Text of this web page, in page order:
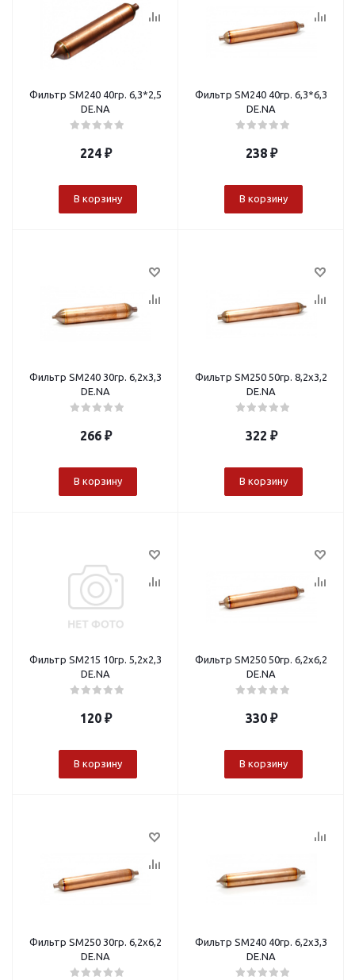
Фильтр SM240 40гр. 6,3*2,5
DE.NA
224₽
В корзину
Фильтр SM240 40гр. 6,3*6,3
DE.NA
238₽
В корзину
Фильтр SM240 30гр. 6,2х3,3
DE.NA
266₽
В корзину
Фильтр SM250 50гр. 8,2х3,2
DE.NA
322 ₽
В корзину
Фильтр SM215 10гр. 5,2х2,3
DE.NA
120₽
В корзину
Фильтр SM250 50гр. 6,2х6,2
DE.NA
330₽
В корзину
Фильтр SM250 30гр. 6,2х6,2
DE.NA
Фильтр SM240 40гр. 6,2х3,3
DE.NA